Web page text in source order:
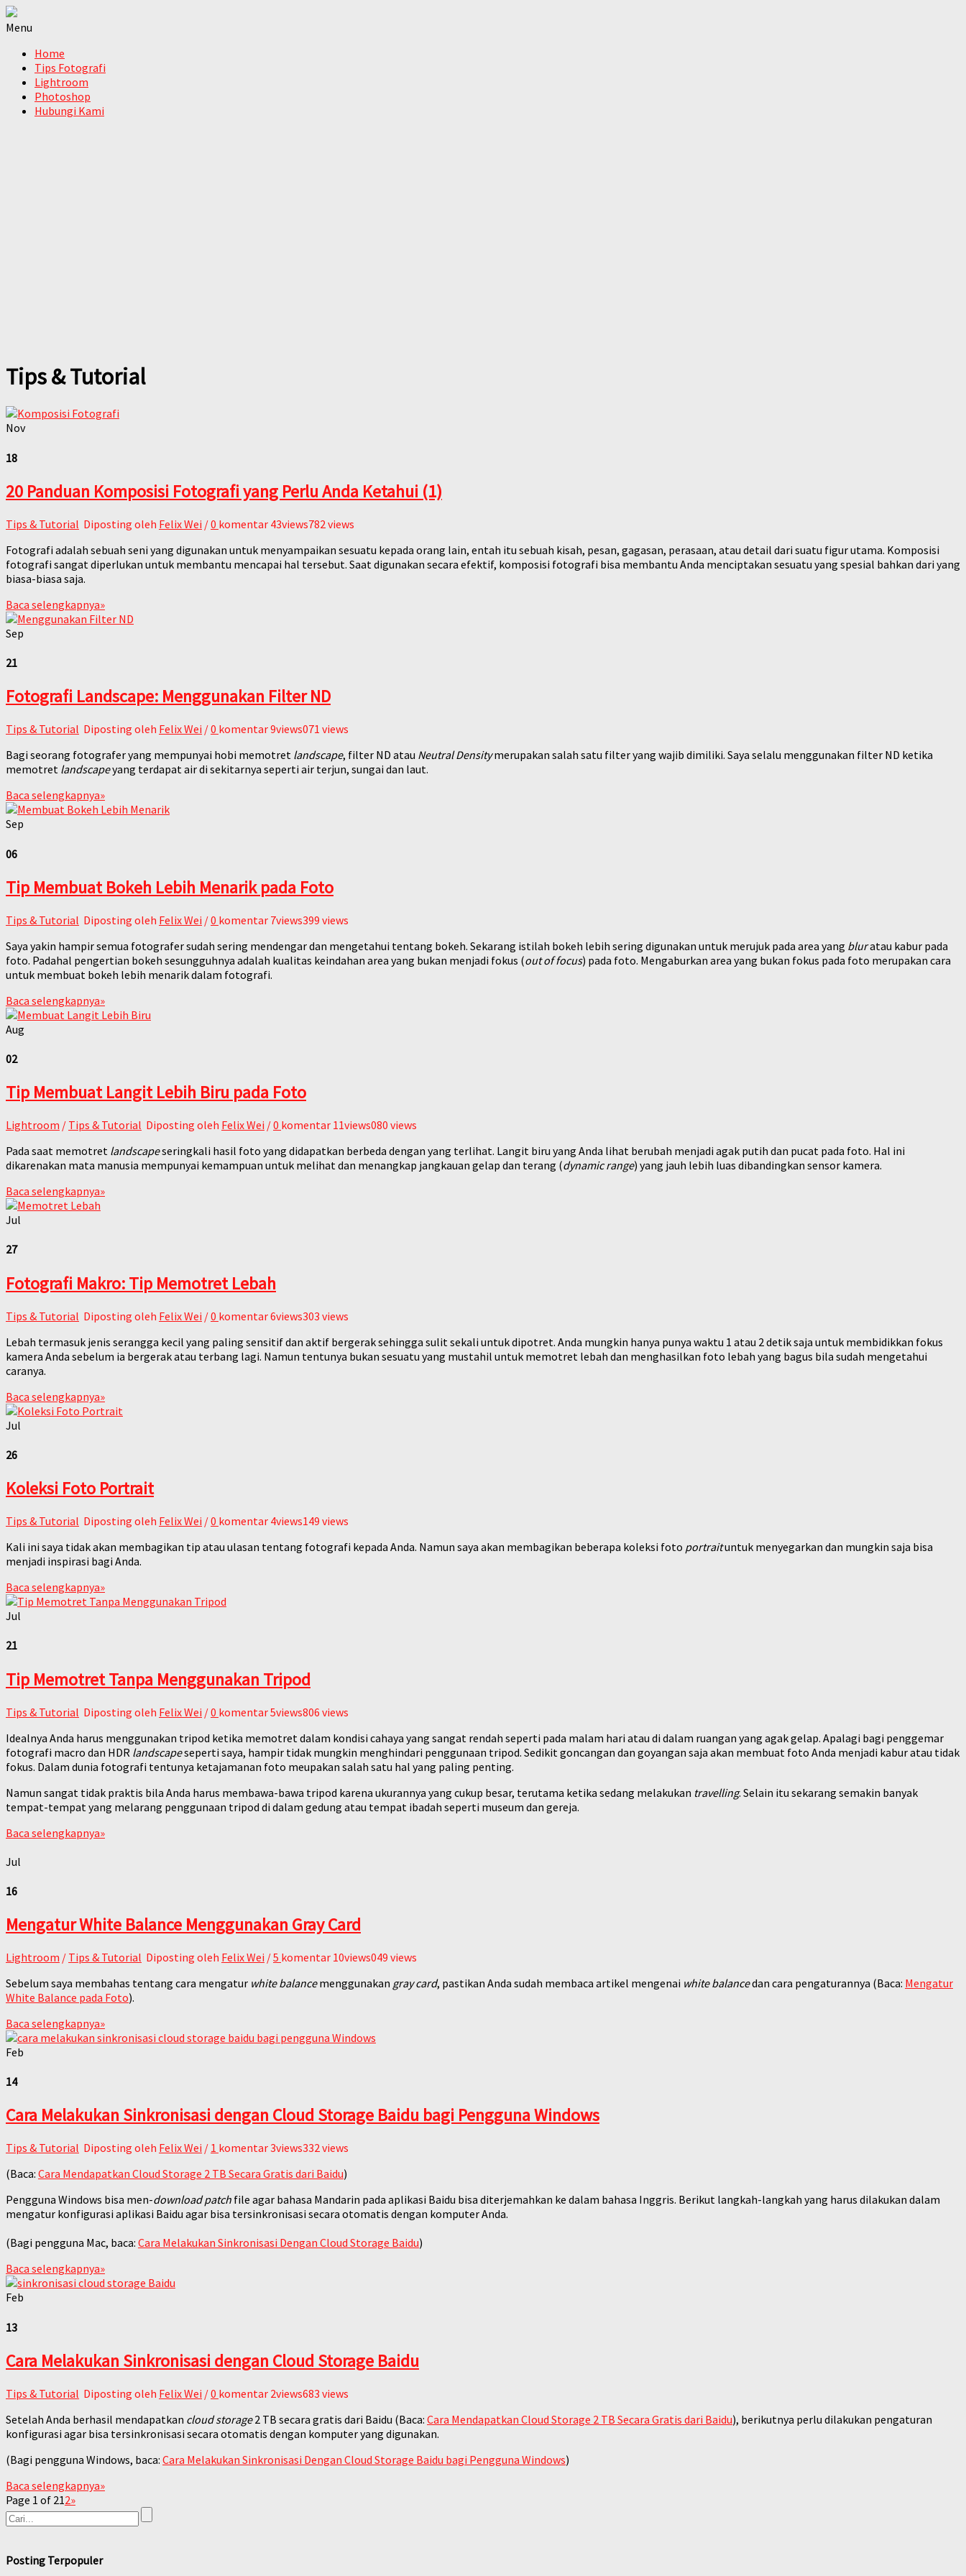
Menu
Home
Tips Fotografi
Lightroom
Photoshop
Hubungi Kami
Tips & Tutorial
Nov
18
20 Panduan Komposisi Fotografi yang Perlu Anda Ketahui (1)
Tips & Tutorial Diposting oleh Felix Wei /0 komentar 43views782 views
Fotografi adalah sebuah seni yang digunakan untuk menyampaikan sesuatu kepada orang lain, entah itu sebuah kisah, pesan, gagasan, perasaan, atau detail dari suatu figur utama. Komposisi
fotografi sangat diperlukan untuk membantu mencapai hal tersebut. Saat digunakan secara efektif, komposisi fotografi bisa membantu Anda menciptakan sesuatu yang spesial bahkan dari yang
biasa-biasa saja.
Baca selengkapnya»
Sep
21
Fotografi Landscape: Menggunakan Filter ND
Tips & Tutorial Diposting oleh Felix Wei /0 komentar9views071 views
Bagi seorang fotografer yang mempunyai hobi memotret landscape, filter ND atau Neutral Densitymerupakan salah satu filter yang wajib dimiliki. Saya selalu menggunakan filter ND ketika
memotret landscapeyang terdapat air di sekitarnya seperti air terjun, sungai dan laut.
Baca selengkapnya»
Sep
06
Tip Membuat Bokeh Lebih Menarik pada Foto
Tips & Tutorial Diposting oleh Felix Wei /0 komentar 7views399 views
Saya yakin hampir semua fotografer sudah sering mendengar dan mengetahui tentang bokeh. Sekarang istilah bokeh lebih sering digunakan untuk merujuk pada area yang bluratau kabur pada
foto. Padahal pengertian bokeh sesungguhnya adalah kualitas keindahan area yang bukan menjadi fokus (out of focus) pada foto. Mengaburkan area yang bukan fokus pada foto merupakan cara
untuk membuat bokeh lebih menarik dalam fotografi.
Baca selengkapnya»
Aug
02
Tip Membuat Langit Lebih Biru pada Foto
Lightroom / Tips & Tutorial Diposting oleh Felix Wei /0 komentar 11views080 views
Pada saat memotret landscapeseringkali hasil foto yang didapatkan berbeda dengan yang terlihat. Langit biru yang Anda lihat berubah menjadi agak putih dan pucat pada foto. Hal ini
dikarenakan mata manusia mempunyai kemampuan untuk melihat dan menangkap jangkauan gelap dan terang (dynamic range) yang jauh lebih luas dibandingkan sensor kamera.
Baca selengkapnya»
Jul
27
Fotografi Makro: Tip Memotret Lebah
Tips & Tutorial Diposting oleh Felix Wei /0 komentar6views303 views
Lebah termasuk jenis serangga kecil yang paling sensitif dan aktif bergerak sehingga sulit sekali untuk dipotret. Anda mungkin hanya punya waktu 1 atau 2 detik saja untuk membidikkan fokus
kamera Anda sebelum ia bergerak atau terbang lagi. Namun tentunya bukan sesuatu yang mustahil untuk memotret lebah dan menghasilkan foto lebah yang bagus bila sudah mengetahui
caranya.
Baca selengkapnya»
Jul
26
Koleksi Foto Portrait
Tips & Tutorial Diposting oleh Felix Wei /0 komentar 4views149 views
Kali ini saya tidak akan membagikan tip atau ulasan tentang fotografi kepada Anda. Namun saya akan membagikan beberapa koleksi foto portraituntuk menyegarkan dan mungkin saja bisa
menjadi inspirasi bagi Anda.
Baca selengkapnya»
Jul
21
Tip Memotret Tanpa Menggunakan Tripod
Tips & Tutorial Diposting oleh Felix Wei /0 komentar5views806 views
Idealnya Anda harus menggunakan tripod ketika memotret dalam kondisi cahaya yang sangat rendah seperti pada malam hari atau di dalam ruangan yang agak gelap. Apalagi bagi penggemar
fotografi macro dan HDR landscapeseperti saya, hampir tidak mungkin menghindari penggunaan tripod. Sedikit goncangan dan goyangan saja akan membuat foto Anda menjadi kabur atau tidak
fokus. Dalam dunia fotografi tentunya ketajamanan foto meupakan salah satu hal yang paling penting.
Namun sangat tidak praktis bila Anda harus membawa-bawa tripod karena ukurannya yang cukup besar, terutama ketika sedang melakukan travelling. Selain itu sekarang semakin banyak
tempat-tempat yang melarang penggunaan tripod di dalam gedung atau tempat ibadah seperti museum dan gereja.
Baca selengkapnya»
Jul
16
Mengatur White Balance Menggunakan Gray Card
Lightroom / Tips & Tutorial Diposting oleh Felix Wei /5 komentar 10views049 views
Sebelum saya membahas tentang cara mengatur white balancemenggunakan gray card, pastikan Anda sudah membaca artikel mengenai white balancedan cara pengaturannya (Baca: Mengatur
White Balance pada Foto).
Baca selengkapnya»
Feb
14
Cara Melakukan Sinkronisasi dengan Cloud Storage Baidu bagi Pengguna Windows
Tips & Tutorial Diposting oleh Felix Wei / 1 komentar3views332views
(Baca: Cara Mendapatkan Cloud Storage 2 TB Secara Gratis dari Baidu)
Pengguna Windows bisa men-download patch file agar bahasa Mandarin pada aplikasi Baidu bisa diterjemahkan ke dalam bahasa Inggris. Berikut langkah-langkah yang harus dilakukan dalam
mengatur konfigurasi aplikasi Baidu agar bisa tersinkronisasi secara otomatis dengan komputer Anda.
(Bagi pengguna Mac, baca: Cara Melakukan Sinkronisasi Dengan Cloud Storage Baidu)
Baca selengkapnya»
Feb
13
Cara Melakukan Sinkronisasi dengan Cloud Storage Baidu
Tips & Tutorial Diposting oleh Felix Wei /0 komentar 2views683 views
Setelah Anda berhasil mendapatkan cloud storage2 TB secara gratis dari Baidu (Baca: Cara Mendapatkan Cloud Storage 2 TB Secara Gratis dari Baidu), berikutnya perlu dilakukan pengaturan
konfigurasi agar bisa tersinkronisasi secara otomatis dengan komputer yang digunakan.
(Bagi pengguna Windows, baca: Cara Melakukan Sinkronisasi Dengan Cloud Storage Baidu bagi Pengguna Windows)
Baca selengkapnya»
Page 1 of 212»
Posting Terpopuler